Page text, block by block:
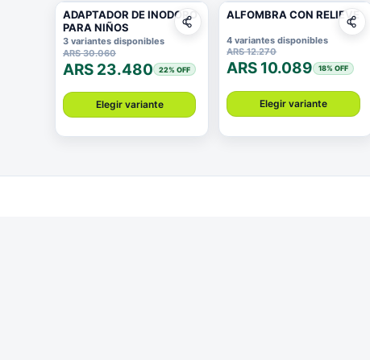
ADAPTADOR DE INODORO
PARA NIÑOS
3 variantes disponibles
ARS 30.060
ARS 23.480 22% OFF
Elegir variante
ALFOMBRA CON RELIEVE
4 variantes disponibles
ARS 12.270
ARS 10.089 18% OFF
Elegir variante